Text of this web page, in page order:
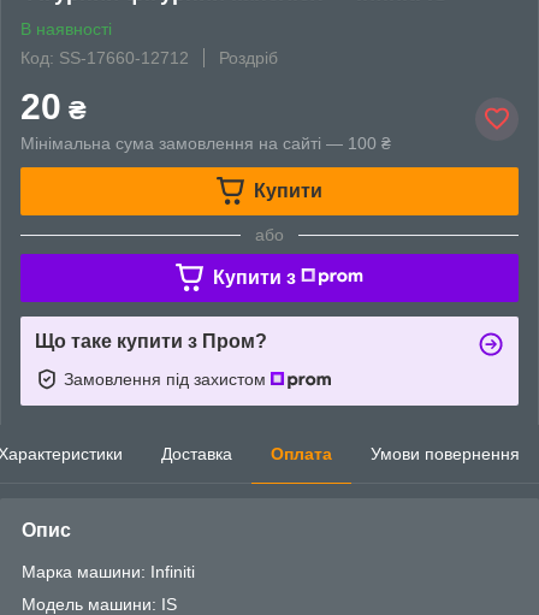
В наявності
Код: SS-17660-12712
Роздріб
20 ₴
Мінімальна сума замовлення на сайті — 100 ₴
Купити
або
Купити з
Що таке купити з Пром?
Замовлення під захистом
Доставка Оплата Умови повернення
Опис
Марка машини: Infiniti
Модель машини: IS